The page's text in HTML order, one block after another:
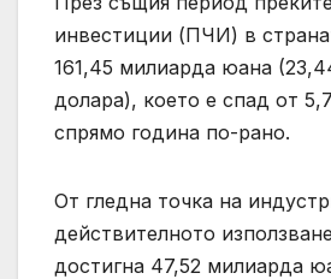
инвестиции (ПЧИ) в
161,45 милиарда юана
долара), което е спад от
спрямо година по-рано.
От гледна точка на
действителното
достигна 47,52 милиарда